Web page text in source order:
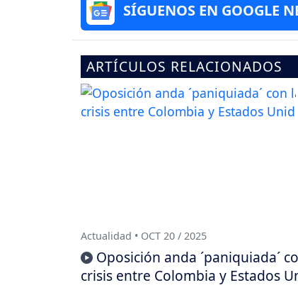
SÍGUENOS EN GOOGLE
ARTÍCULOS RELACIONADOS
Actualidad • OCT 20 / 2025
Oposición anda ´paniquiada´
crisis entre Colombia y Estados